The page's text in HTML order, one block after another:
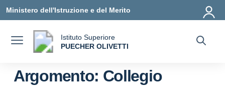
Ministero dell'Istruzione e del Merito
Istituto Superiore
PUECHER OLIVETTI
Argomento: Collegio